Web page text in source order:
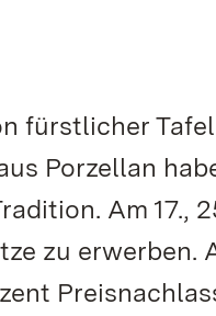
fürstlicher
Porzellan
Am 17.,
zu erwerben.